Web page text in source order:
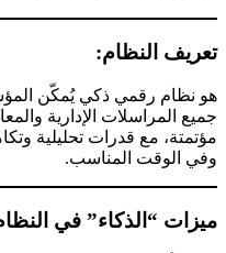
تعريف النظام:
هو نظام رقمي ذكي يُمكّن
جميع المراسلات الإدارية
مؤتمتة، مع قدرات تحليلية
وفي الوقت المناسب.
ميزات “الذكاء” في